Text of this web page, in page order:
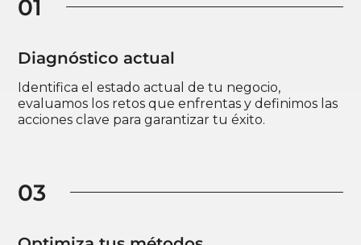
01
Diagnóstico actual
Identifica el estado actual de tu negocio,
evaluamos los retos que enfrentas y definimos las
acciones clave para garantizar tu éxito.
03